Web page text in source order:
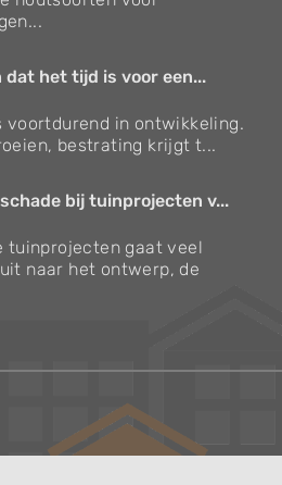
dat het tijd is voor een...
voortdurend in ontwikkeling.
bestrating krijgt t...
bij tuinprojecten v...
tuinprojecten gaat veel
naar het ontwerp, de